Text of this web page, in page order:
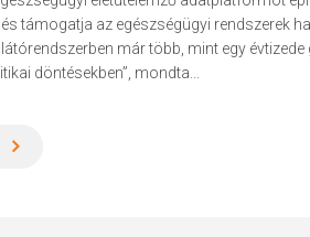
támogatja az egészségügyi rendszerek
már több, mint egy
döntésekben”, mondta...